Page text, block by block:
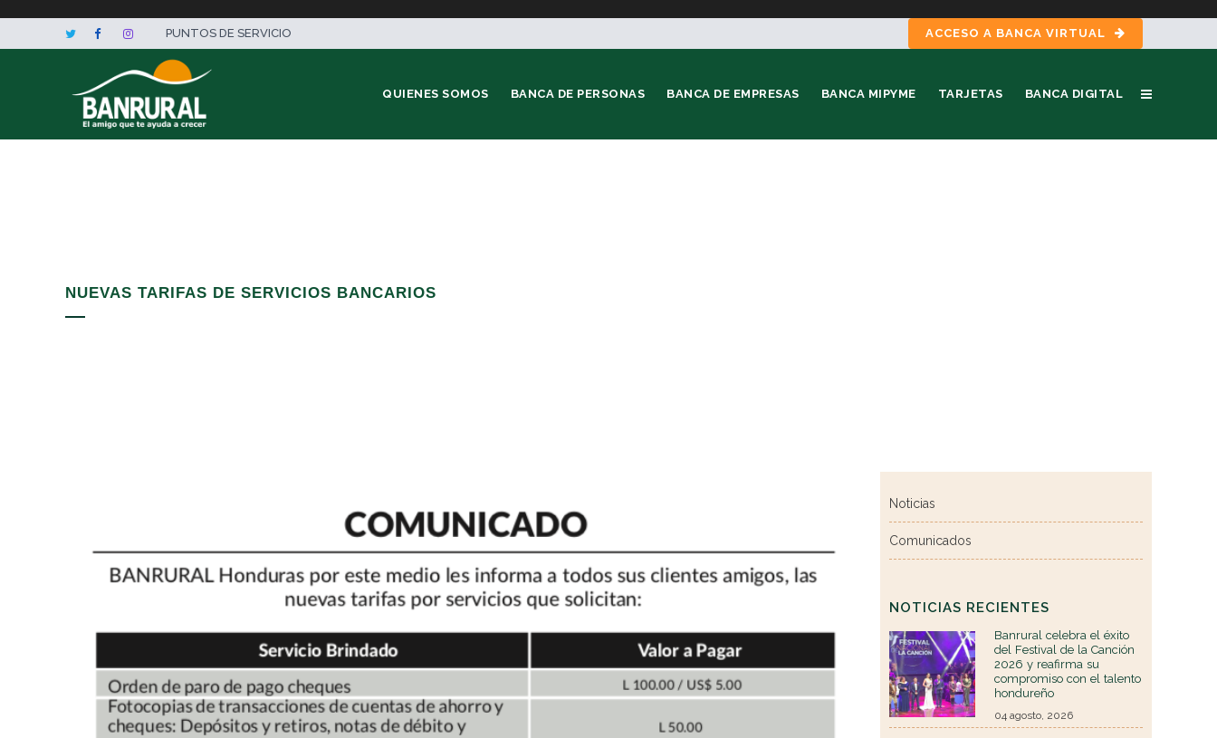
PUNTOS DE SERVICIO ACCESO A BANCA VIRTUAL
QUIENES SOMOS BANCA DE PERSONAS BANCA DE EMPRESAS BANCA MIPYME TARJETAS BANCA DIGITAL
NUEVAS TARIFAS DE SERVICIOS BANCARIOS
Noticias
Comunicados
NOTICIAS RECIENTES
Banrural celebra el éxito
del Festival de la Canción
2026 y reafirma su
compromiso con el talento
hondureño
04 agosto, 2026